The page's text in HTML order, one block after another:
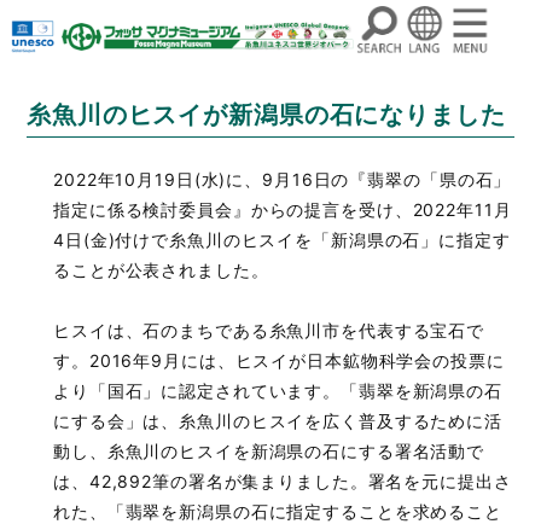
糸魚川のヒスイが新潟県の石になりました
2022年10月19日(水)に、9月16日の『翡翠の「県の石」
指定に係る検討委員会』からの提言を受け、2022年11月
4日(金)付けで糸魚川のヒスイを「新潟県の石」に指定す
ることが公表されました。
ヒスイは、石のまちである糸魚川市を代表する宝石で
す。2016年9月には、ヒスイが日本鉱物科学会の投票に
より「国石」に認定されています。「翡翠を新潟県の石
にする会」は、糸魚川のヒスイを広く普及するために活
動し、糸魚川のヒスイを新潟県の石にする署名活動で
は、42,892筆の署名が集まりました。署名を元に提出さ
れた、「翡翠を新潟県の石に指定することを求めること